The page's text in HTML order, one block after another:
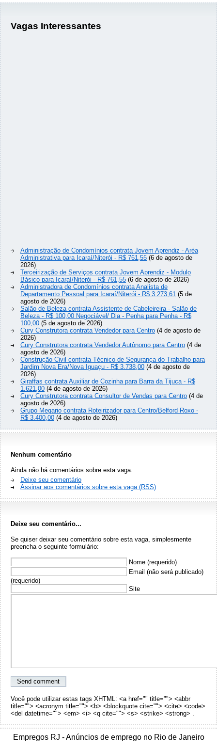
Vagas Interessantes
Administração de Condomínios contrata Jovem Aprendiz - Aréa
Administrativa para Icaraí/Niterói - R$ 761,55 (6 de agosto de
2026)
Terceirização de Serviços contrata Jovem Aprendiz - Modulo
Básico para Icaraí/Niterói - R$ 761,55 (6 de agosto de 2026)
Administradora de Condomínios contrata Analista de
Departamento Pessoal para Icaraí/Niterói - R$ 3.273,61 (5 de
agosto de 2026)
Salão de Beleza contrata Assistente de Cabeleireira - Salão de
Beleza - R$ 100,00 Negociável/ Dia - Penha para Penha - R$
100,00 (5 de agosto de 2026)
Cury Construtora contrata Vendedor para Centro (4 de agosto de
2026)
Cury Construtora contrata Vendedor Autônomo para Centro (4 de
agosto de 2026)
Construção Civil contrata Técnico de Segurança do Trabalho para
Jardim Nova Era/Nova Iguaçu - R$ 3.738,00 (4 de agosto de
2026)
Giraffas contrata Auxiliar de Cozinha para Barra da Tijuca - R$
1.621,00 (4 de agosto de 2026)
Cury Construtora contrata Consultor de Vendas para Centro (4 de
agosto de 2026)
Grupo Megario contrata Roteirizador para Centro/Belford Roxo -
R$ 3.400,00 (4 de agosto de 2026)
Nenhum comentário
Ainda não há comentários sobre esta vaga.
Deixe seu comentário
Assinar aos comentários sobre esta vaga (RSS)
Deixe seu comentário...
Se quiser deixar seu comentário sobre esta vaga, simplesmente
preencha o seguinte formulário:
Nome (requerido)
Email (não será publicado)
(requerido)
Site
Você pode utilizar estas tags XHTML: <a href="" title=""> <abbr
title=""> <acronym title=""> <b> <blockquote cite=""> <cite> <code>
<del datetime=""> <em> <i> <q cite=""> <s> <strike> <strong> .
Empregos RJ - Anúncios de emprego no Rio de Janeiro